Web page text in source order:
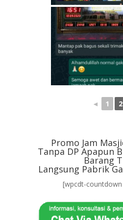
◄ 1 2
Promo Jam
Tanpa DP Apapun
Barang
Langsung Pabrik
[wpcdt-countdown